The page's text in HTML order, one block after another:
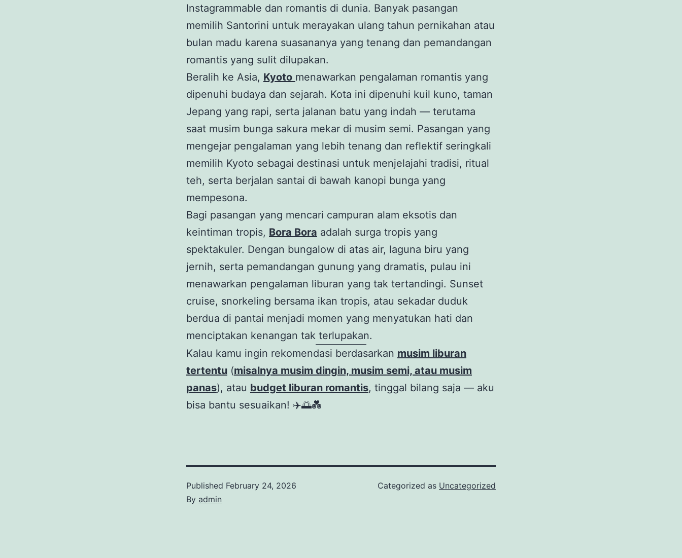
Instagrammable dan romantis di dunia. Banyak pasangan
memilih Santorini untuk merayakan ulang tahun pernikahan atau
bulan madu karena suasananya yang tenang dan pemandangan
romantis yang sulit dilupakan.
Beralih ke Asia, Kyoto menawarkan pengalaman romantis yang
dipenuhi budaya dan sejarah. Kota ini dipenuhi kuil kuno, taman
Jepang yang rapi, serta jalanan batu yang indah — terutama
saat musim bunga sakura mekar di musim semi. Pasangan yang
mengejar pengalaman yang lebih tenang dan reflektif seringkali
memilih Kyoto sebagai destinasi untuk menjelajahi tradisi, ritual
teh, serta berjalan santai di bawah kanopi bunga yang
mempesona.
Bagi pasangan yang mencari campuran alam eksotis dan
keintiman tropis, Bora Bora adalah surga tropis yang
spektakuler. Dengan bungalow di atas air, laguna biru yang
jernih, serta pemandangan gunung yang dramatis, pulau ini
menawarkan pengalaman liburan yang tak tertandingi. Sunset
cruise, snorkeling bersama ikan tropis, atau sekadar duduk
berdua di pantai menjadi momen yang menyatukan hati dan
menciptakan kenangan tak terlupakan.
Kalau kamu ingin rekomendasi berdasarkan musim liburan
tertentu (misalnya musim dingin, musim semi, atau musim
panas), atau budget liburan romantis, tinggal bilang saja — aku
bisa bantu sesuaikan! ✈️🌅💑
Published February 24, 2026
By admin
Categorized as Uncategorized